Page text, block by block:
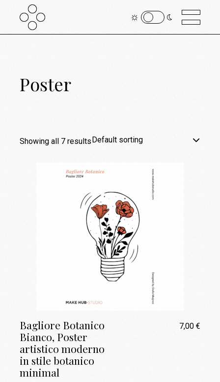
Poster
Showing all 7 resultsDefault sorting
Bagliore Botanico
Bianco, Poster
artistico moderno
in stile botanico
minimal
7,00 €